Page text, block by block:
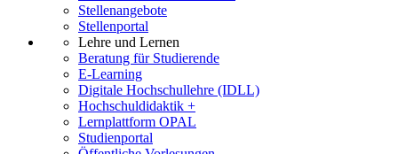
Stellenangebote
Stellenportal
Lehre und Lernen
Beratung für Studierende
E-Learning
Digitale Hochschullehre (IDLL)
Hochschuldidaktik +
Lernplattform OPAL
Studienportal